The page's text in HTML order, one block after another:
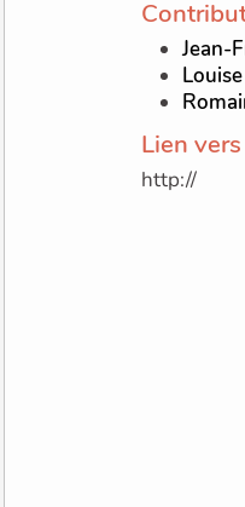
Jean-
Lien
http://